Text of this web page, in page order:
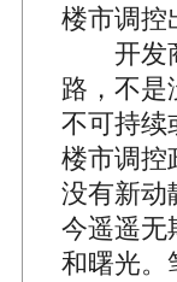
楼市调控
开发商
路，不是
不可持续
楼市调控
没有新动
今遥遥无
和曙光。